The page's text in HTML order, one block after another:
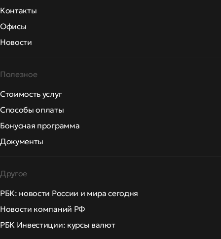
Контакты
Офисы
Новости
Полезное
Стоимость услуг
Способы оплаты
Бонусная программа
Документы
Другое
РБК: новости России и мира сегодня
Новости компаний РФ
РБК Инвестиции: курсы валют